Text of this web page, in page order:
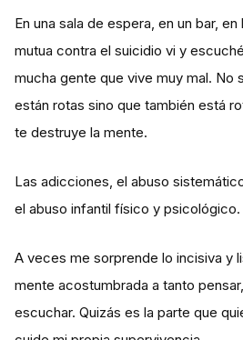
En una sala de espera, en un bar,
mutua contra el suicidio vi y
mucha gente que vive muy mal. No
están rotas sino que también está
te destruye la mente.
Las adicciones, el abuso
el abuso infantil físico y psicológico.
A veces me sorprende lo incisiva y
mente acostumbrada a tanto
escuchar. Quizás es la parte que